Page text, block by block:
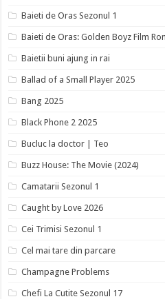
Baieti de Oras Sezonul 1
Baieti de Oras: Golden Boyz Film
Baietii buni ajung in rai
Ballad of a Small Player 2025
Bang 2025
Black Phone 2 2025
Bucluc la doctor | Teo
Buzz House: The Movie (2024)
Camatarii Sezonul 1
Caught by Love 2026
Cei Trimisi Sezonul 1
Cel mai tare din parcare
Champagne Problems
Chefi La Cutite Sezonul 17